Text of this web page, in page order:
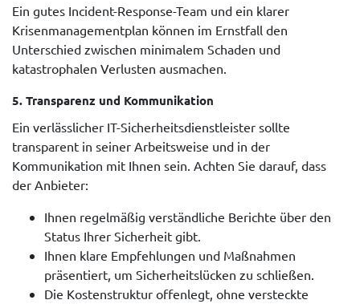
Ein gutes Incident-Response-Team und ein klarer
Krisenmanagementplan können im Ernstfall den
Unterschied zwischen minimalem Schaden und
katastrophalen Verlusten ausmachen.
5. Transparenz und Kommunikation
Ein verlässlicher IT-Sicherheitsdienstleister sollte
transparent in seiner Arbeitsweise und in der
Kommunikation mit Ihnen sein. Achten Sie darauf, dass
der Anbieter:
Ihnen regelmäßig verständliche Berichte über den
Status Ihrer Sicherheit gibt.
Ihnen klare Empfehlungen und Maßnahmen
präsentiert, um Sicherheitslücken zu schließen.
Die Kostenstruktur offenlegt, ohne versteckte